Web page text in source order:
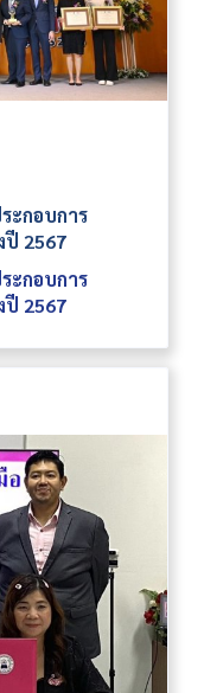
ะกอบการ
2567
ะกอบการ
2567